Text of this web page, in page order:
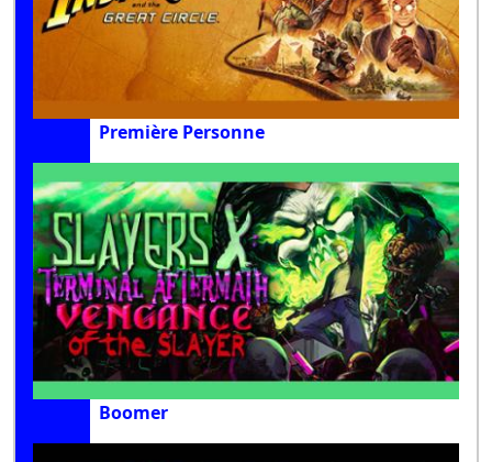
Première Personne
Boomer